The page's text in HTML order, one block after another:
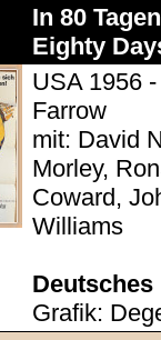
In 80
Eighty
USA 1956
Farrow
mit: David
Morley,
Coward,
Williams
Deutsches
Grafik: